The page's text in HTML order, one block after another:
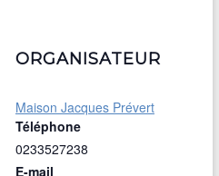
ORGANISATEUR
Maison Jacques Prévert
Téléphone
0233527238
E-mail